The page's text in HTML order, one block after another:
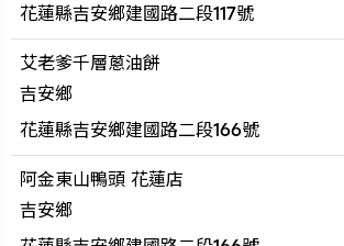
花蓮縣吉安鄉建國路二段117號
艾老爹千層蔥油餅
吉安鄉
花蓮縣吉安鄉建國路二段166號
阿金東山鴨頭 花蓮店
吉安鄉